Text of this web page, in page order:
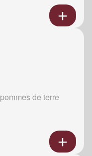
de terre